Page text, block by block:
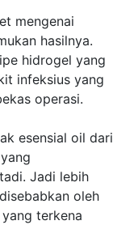
mengenai
hasilnya.
hidrogel yang
infeksius yang
operasi.
esensial oil dari
Jadi lebih
oleh
terkena